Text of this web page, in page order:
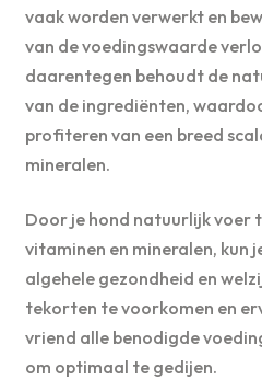
vaak worden verwerkt en
van de voedingswaarde
daarentegen behoudt de
van de ingrediënten,
profiteren van een breed
mineralen.
Door je hond natuurlijk voer
vitaminen en mineralen, kun
algehele gezondheid en
tekorten te voorkomen en
vriend alle benodigde
om optimaal te gedijen.